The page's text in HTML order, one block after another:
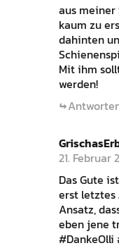
aus meiner
kaum zu
dahinten
Mit ihm
werden!
21. Februar
Das Gute
erst letztes
Ansatz,
eben jene
#DankeOlli